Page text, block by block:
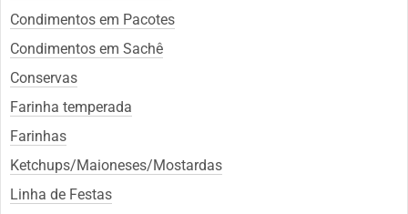
Condimentos em Pacotes
Condimentos em Sachê
Conservas
Farinha temperada
Farinhas
Ketchups/Maioneses/Mostardas
Linha de Festas